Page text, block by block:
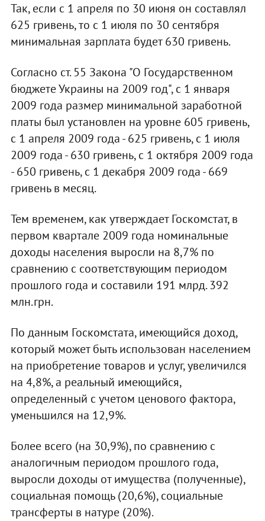
Так, если с 1 апреля по 30 июня он составлял
625 гривень, то с 1 июля по 30 сентября
минимальная зарплата будет 630 гривень.
Согласно ст. 55 Закона "О Государственном
бюджете Украины на 2009 год", с 1 января
2009 года размер минимальной заработной
платы был установлен на уровне 605 гривень,
с 1 апреля 2009 года - 625 гривень, с 1 июля
2009 года - 630 гривень, с 1 октября 2009 года
- 650 гривень, с 1 декабря 2009 года - 669
гривень в месяц.
Тем временем, как утверждает Госкомстат, в
первом квартале 2009 года номинальные
доходы населения выросли на 8,7% по
сравнению с соответствующим периодом
прошлого года и составили 191 млрд. 392
млн.грн.
По данным Госкомстата, имеющийся доход,
который может быть использован населением
на приобретение товаров и услуг, увеличился
на 4,8%, а реальный имеющийся,
определенный с учетом ценового фактора,
уменьшился на 12,9%.
Более всего (на 30,9%), по сравнению с
аналогичным периодом прошлого года,
выросли доходы от имущества (полученные),
социальная помощь (20,6%), социальные
трансферты в натуре (20%).